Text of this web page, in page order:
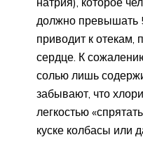
должно превышать
приводит к отекам,
сердце. К
солью лишь
забывают, что
легкостью
куске колбасы или